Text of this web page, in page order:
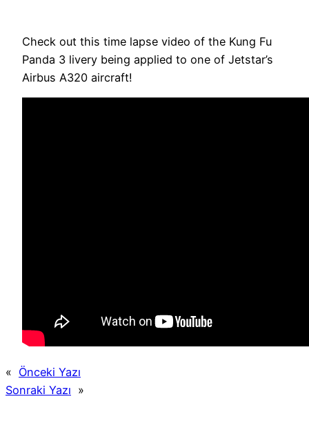
Check out this time lapse video of the Kung Fu
Panda 3 livery being applied to one of Jetstar’s
Airbus A320 aircraft!
« Önceki Yazı
Sonraki Yazı »